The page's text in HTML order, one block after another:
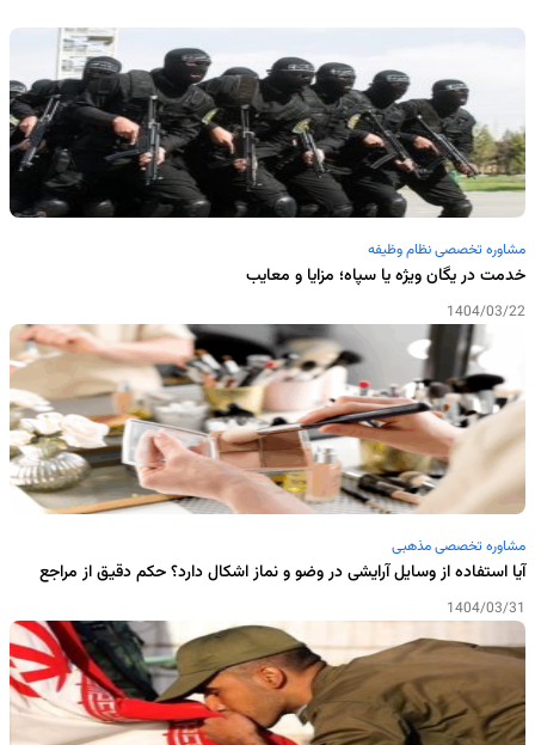
مشاوره تخصصی نظام وظیفه
خدمت در یگان ویژه یا سپاه؛ مزایا و معایب
1404/03/22
مشاوره تخصصی مذهبی
آیا استفاده از وسایل آرایشی در وضو و نماز اشکال دارد؟ حکم دقیق از مراجع
1404/03/31